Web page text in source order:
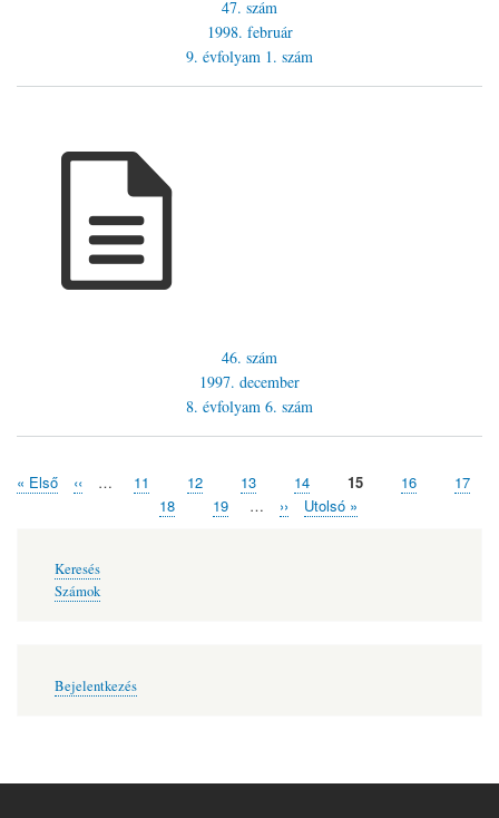
47. szám
1998. február
9. évfolyam 1. szám
46. szám
1997. december
8. évfolyam 6. szám
Oldalszámozás
Első
« Első
Előző
‹‹ … Page
11 Page
12 Page
13 Page
14
Jelenlegi
oldal
15 Page
16 Page
17
Page
18 Page
19 …
Következő
››
Utolsó
Utolsó »
navigáció
Keresés
Számok
fiók
Bejelentkezés